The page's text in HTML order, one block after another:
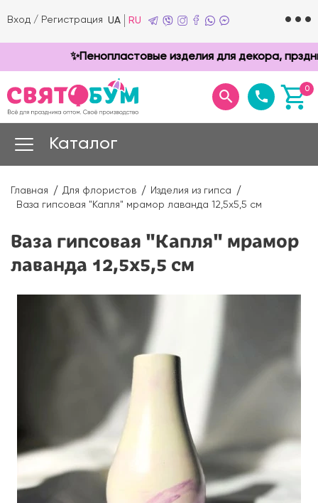
Вход / Регистрация UA RU
✨Пенопластовые изделия для декора,
0
Каталог
Главная Для флористов
Изделия из гипса
Ваза гипсовая "Капля" мрамор лаванда 12,5х5,5 см
Ваза гипсовая "Капля" мрамор
лаванда 12,5х5,5 см